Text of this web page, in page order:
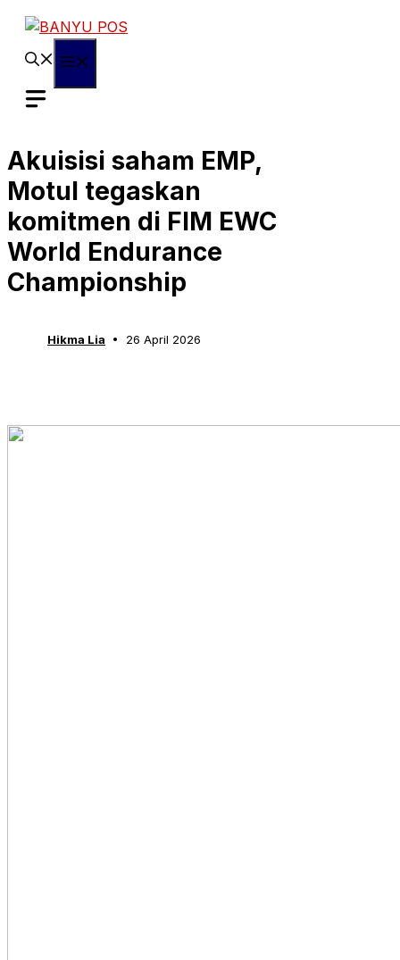
Skip
content
Akuisisi saham EMP,
Motul tegaskan
komitmen di FIM EWC
World Endurance
Championship
Hikma Lia 26 April 2026